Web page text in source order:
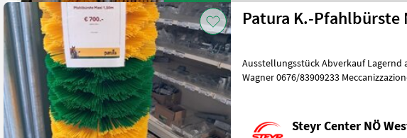
Patura K.-Pfahlbürste
Ausstellungsstück Abverkauf
Wagner 0676/83909233 Meccanizzazione interna Strumenti per
Steyr Center NÖ